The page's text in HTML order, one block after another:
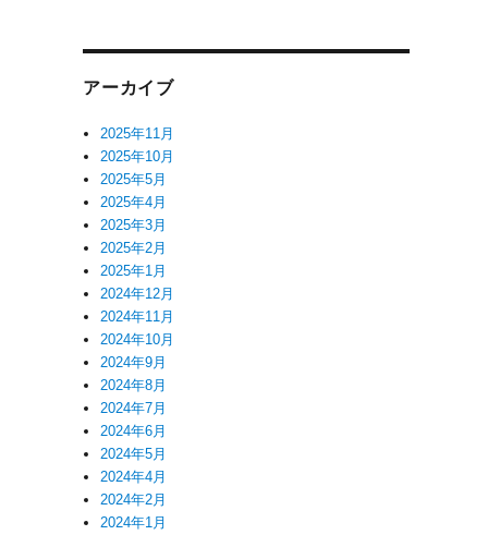
アーカイブ
2025年11月
2025年10月
2025年5月
2025年4月
2025年3月
2025年2月
2025年1月
2024年12月
2024年11月
2024年10月
2024年9月
2024年8月
2024年7月
2024年6月
2024年5月
2024年4月
2024年2月
2024年1月